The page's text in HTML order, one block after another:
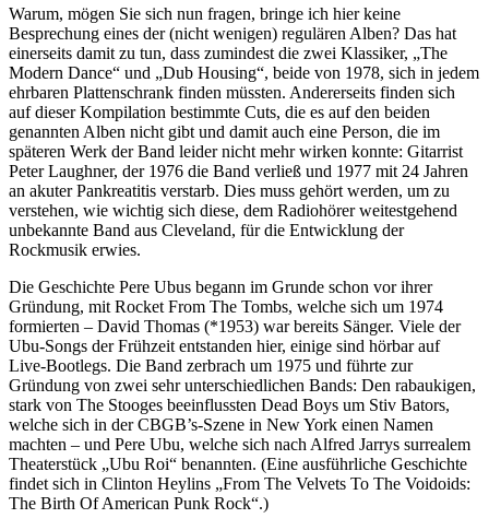
Warum, mögen Sie sich nun fragen, bringe ich hier keine
Besprechung eines der (nicht wenigen) regulären Alben? Das hat
einerseits damit zu tun, dass zumindest die zwei Klassiker, „The
Modern Dance“ und „Dub Housing“, beide von 1978, sich in jedem
ehrbaren Plattenschrank finden müssten. Andererseits finden sich
auf dieser Kompilation bestimmte Cuts, die es auf den beiden
genannten Alben nicht gibt und damit auch eine Person, die im
späteren Werk der Band leider nicht mehr wirken konnte: Gitarrist
Peter Laughner, der 1976 die Band verließ und 1977 mit 24 Jahren
an akuter Pankreatitis verstarb. Dies muss gehört werden, um zu
verstehen, wie wichtig sich diese, dem Radiohörer weitestgehend
unbekannte Band aus Cleveland, für die Entwicklung der
Rockmusik erwies.
Die Geschichte Pere Ubus begann im Grunde schon vor ihrer
Gründung, mit Rocket From The Tombs, welche sich um 1974
formierten – David Thomas (*1953) war bereits Sänger. Viele der
Ubu-Songs der Frühzeit entstanden hier, einige sind hörbar auf
Live-Bootlegs. Die Band zerbrach um 1975 und führte zur
Gründung von zwei sehr unterschiedlichen Bands: Den rabaukigen,
stark von The Stooges beeinflussten Dead Boys um Stiv Bators,
welche sich in der CBGB’s-Szene in New York einen Namen
machten – und Pere Ubu, welche sich nach Alfred Jarrys surrealem
Theaterstück „Ubu Roi“ benannten. (Eine ausführliche Geschichte
findet sich in Clinton Heylins „From The Velvets To The Voidoids:
The Birth Of American Punk Rock“.)